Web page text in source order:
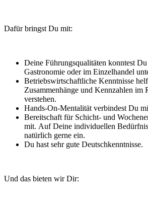
Dafür bringst Du mit:
Deine Führungsqualitäten konntest
Gastronomie oder im Einzelhandel
Betriebswirtschaftliche Kenntnisse
Zusammenhänge und Kennzahlen im
verstehen.
Hands-On-Mentalität verbindest Du
Bereitschaft für Schicht- und
mit. Auf Deine individuellen
natürlich gerne ein.
Du hast sehr gute Deutschkenntnisse.
Und das bieten wir Dir: